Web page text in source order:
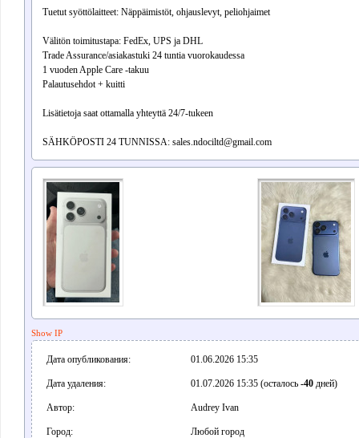
Tuetut syöttölaitteet: Näppäimistöt, ohjauslevyt, peliohjaimet
Välitön toimitustapa: FedEx, UPS ja DHL
Trade Assurance/asiakastuki 24 tuntia vuorokaudessa
1 vuoden Apple Care -takuu
Palautusehdot + kuitti
Lisätietoja saat ottamalla yhteyttä 24/7-tukeen
SÄHKÖPOSTI 24 TUNNISSA: sales.ndociltd@gmail.com
Show IP
Дата опубликования: 01.06.2026 15:35
Дата удаления: 01.07.2026 15:35 (осталось -40дней)
Автор: Audrey Ivan
Город: Любой город